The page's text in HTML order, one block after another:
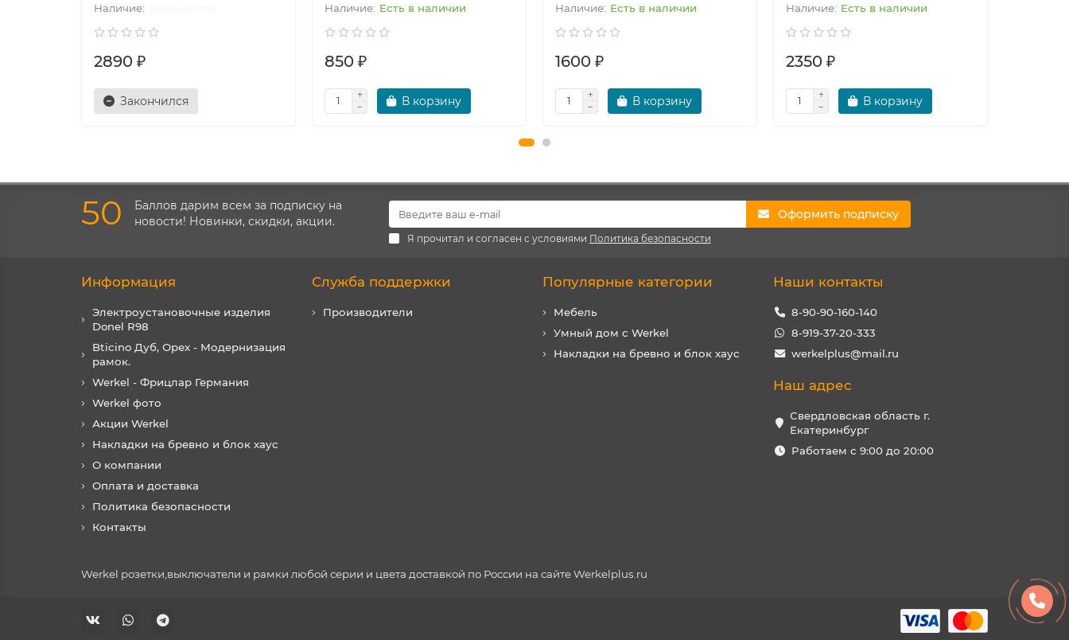
2890 ₽
Закончился
Есть в наличии
850 ₽
В корзину
Есть в наличии
1600 ₽
В корзину
Есть в наличии
2350 ₽
В корзину
50
Баллов дарим всем за подписку на
новости! Новинки, скидки, акции.
Оформить подписку
Я прочитал и согласен с условиями Политика безопасности
Информация
Электроустановочные изделия
Donel R98
Bticino Дуб, Орех - Модернизация
рамок.
Werkel - Фрицлар Германия
Werkel фото
Акции Werkel
Накладки на бревно и блок хаус
О компании
Оплата и доставка
Политика безопасности
Контакты
Служба поддержки
Производители
Популярные категории
Мебель
Умный дом с Werkel
Накладки на бревно и блок хаус
Наши контакты
8-90-90-160-140
8-919-37-20-333
werkelplus@mail.ru
Наш адрес
Свердловская область г.
Екатеринбург
Работаем с 9:00 до 20:00
Werkel розетки,выключатели и рамки любой серии и цвета доставкой по России на сайте Werkelplus.ru